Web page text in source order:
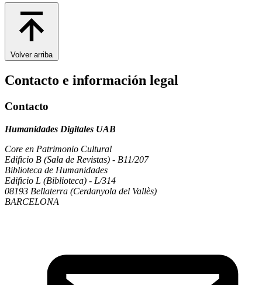
Volver arriba
Contacto e información legal
Contacto
Humanidades Digitales UAB
Core en Patrimonio Cultural
Edificio B (Sala de Revistas) - B11/207
Biblioteca de Humanidades
Edificio L (Biblioteca) - L/314
08193 Bellaterra (Cerdanyola del Vallès)
BARCELONA